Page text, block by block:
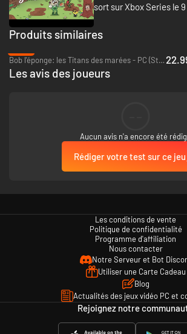
Caractéristiques :
Une conception visuelle audacieuse et colorée
Des animations réalisées à la main et une
du folklore et des traditions du Yorkshire.
Des dialectes régionaux authentiques pour
sort sur Xbox Series le
Produits similaires
Bob l'éponge: les Titans des marées - PC (Steam)
Les avis des joueurs
Aucun avis n'a encore été
Rédiger votre test sur ce jeu
Les conditions de vente
Politique de confidentialité
Programme d'affiliation
Nous contacter
Notre Serveur et Bot
Utiliser une Carte Cadeau
Blog
Actualités des jeux vidéo PC et
Rejoignez notre